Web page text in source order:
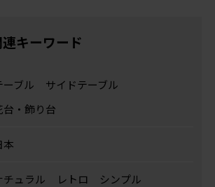
キーワード
ーブル
サイドテーブル
台・飾り台
本
チュラル レトロ シンプル